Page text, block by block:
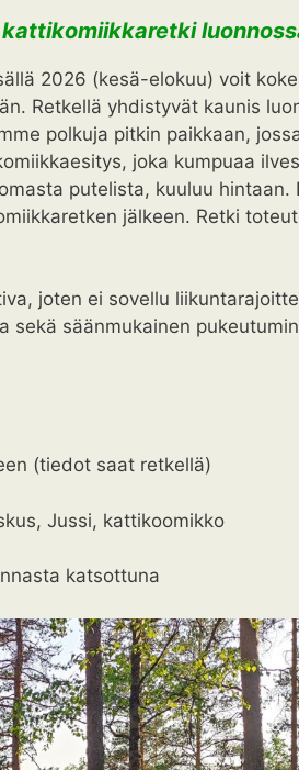
2026 (kesä-elokuu) voit
Retkellä yhdistyvät kaunis
polkuja pitkin paikkaan,
joka kumpuaa
putelista, kuuluu hintaan.
jälkeen. Retki
joten ei sovellu
säänmukainen
(tiedot saat retkellä)
Jussi, kattikoomikko
katsottuna